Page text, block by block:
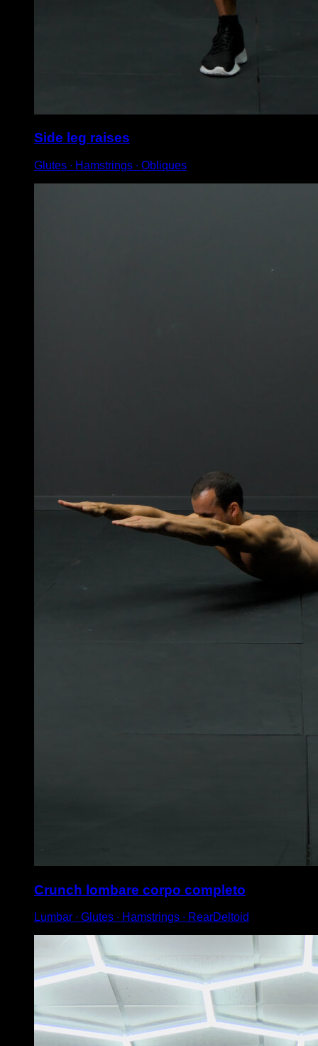
Side leg raises
Glutes ∙ Hamstrings ∙ Obliques
Crunch lombare corpo completo
Lumbar ∙ Glutes ∙ Hamstrings ∙ RearDeltoid